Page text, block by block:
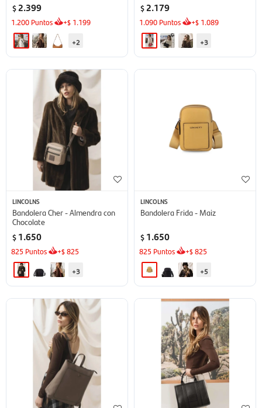
$ 2.399
1.200 Puntos +$ 1.199
+2
$ 2.179
1.090 Puntos +$ 1.089
+3
LINCOLNS
Bandolera Cher - Almendra con
Chocolate
$ 1.650
825 Puntos +$825
+3
LINCOLNS
Bandolera Frida - Maiz
$ 1.650
825 Puntos +$825
+5